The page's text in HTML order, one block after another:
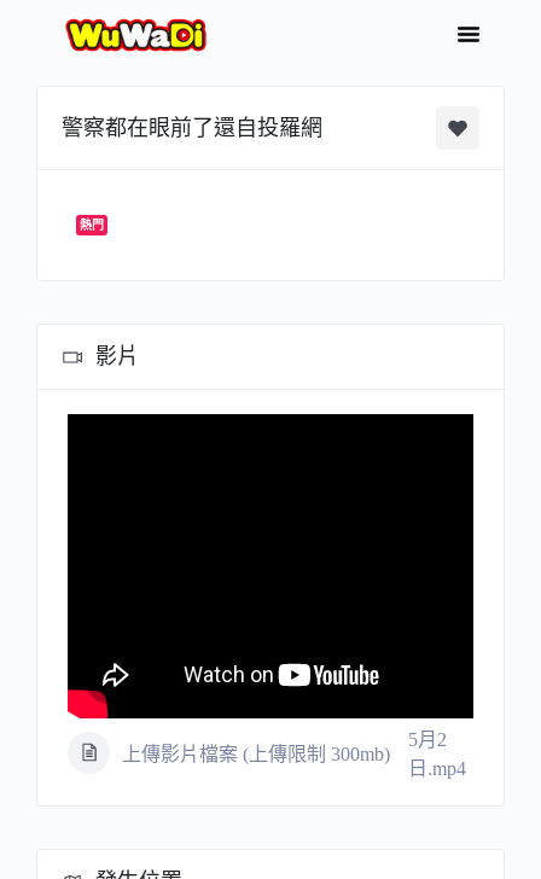
警察都在眼前了還自投羅網
熱門
影片
上傳影片檔案 (上傳限制 300mb)
5月2
日.mp4